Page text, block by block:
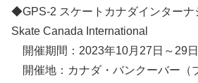
◆GPS-2 スケートカナダインターナ
Skate Canada International
開催期間：2023年10月27日～29日
開催地：カナダ・バンクーバー（